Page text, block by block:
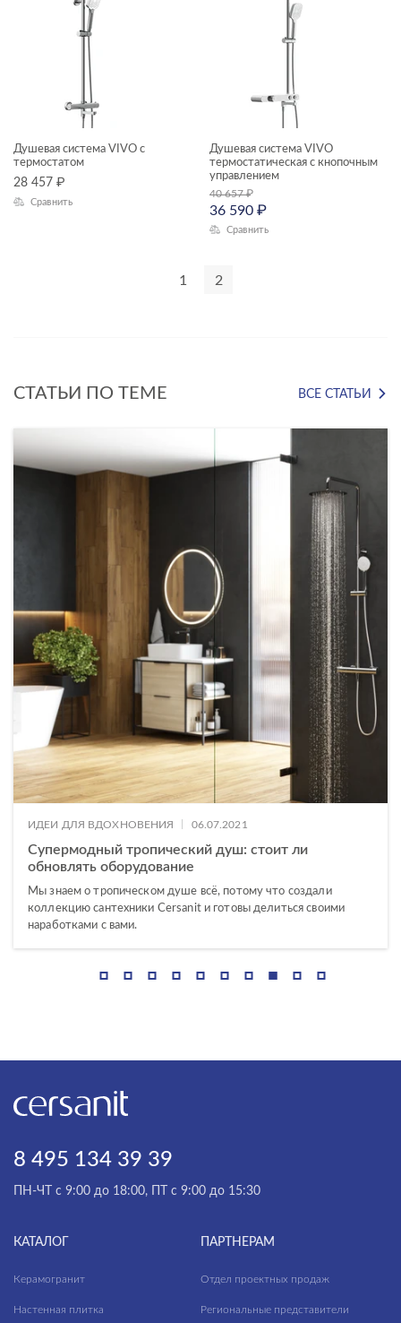
КОЛЛЕКЦИЯ
BRASKO
BRASKO BLACK
CITY
1
нержавеющая сталь
ПВХ
ДЛИНА ШЛАНГА, СМ
180
200
Душевая система VIVO с
термостатом
28 457 ₽
Сравнить
Душевая система VIVO
термостатическая с кнопочным
управлением
40 657₽
36 590 ₽
Сравнить
1 2
СТАТЬИ ПО ТЕМЕ ВСЕ СТАТЬИ
ИДЕИ ДЛЯ ВДОХНОВЕНИЯ 06.07.2021
Супермодный тропический душ: стоит ли
обновлять оборудование
Мы знаем о тропическом душе всё, потому что создали
коллекцию сантехники Cersanit и готовы делиться своими
наработками с вами.
8 495 134 39 39
ПН-ЧТ с 9:00 до 18:00, ПТ с 9:00 до 15:30
КАТАЛОГ
Керамогранит
Настенная плитка
ПАРТНЕРАМ
Отдел проектных продаж
Региональные представители